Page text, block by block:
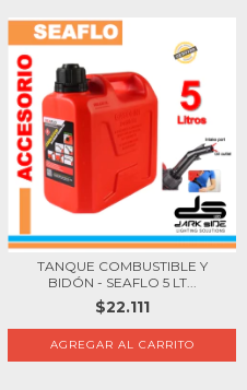
TANQUE COMBUSTIBLE Y
BIDÓN - SEAFLO 5 LT...
$22.111